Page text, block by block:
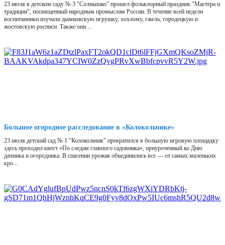
23 июля в детском саду № 3 "Солнышко" прошел фольклорный праздник "Мастера и
традиции", посвященный народным промыслам России. В течение всей недели
воспитанники изучали дымковскую игрушку, хохлому, гжель, городецкую и
жостовскую росписи. Также они ...
Большое огородное расследование в «Колокольчике»
23 июля детский сад № 1 "Колокольчик" превратился в большую игровую площадку:
здесь проходил квест «По следам главного садовника», приуроченный ко Дню
дачника и огородника. В спасении урожая объединились все — от самых маленьких
кро...